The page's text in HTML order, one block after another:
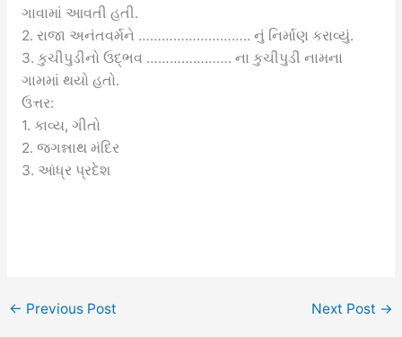
ગાવામાં આવતી હતી.
2. રાજા અનંતવર્મને ……………………….. નું નિર્માણ કરાવ્યું.
3. કુચીપુડીનો ઉદ્ભવ …………………. ના કુચીપુડી નામના
ગામમાં થયો હતો.
ઉત્તર:
1. કાવ્ય, ગીતો
2. જગન્નાથ મંદિર
3. આંધ્ર પ્રદેશ
← Previous Post Next Post →